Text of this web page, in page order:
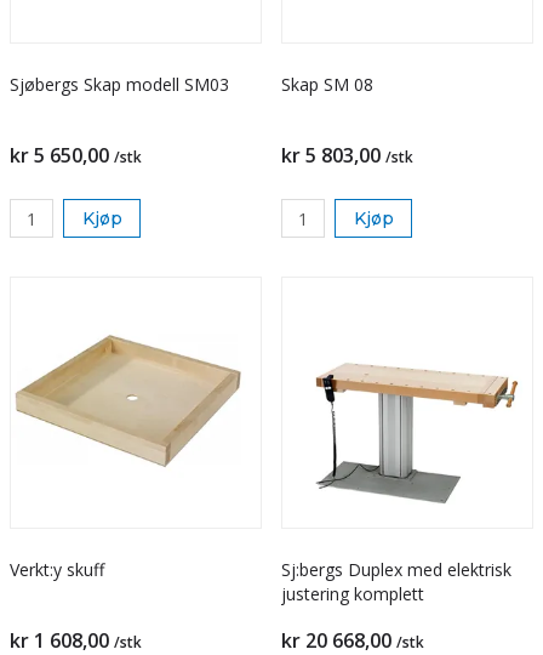
Sjøbergs Skap modell SM03
kr 5 650,00 /stk
Kjøp
Skap SM 08
kr 5 803,00 /stk
Kjøp
Verkt:y skuff
kr 1 608,00 /stk
Sj:bergs Duplex med elektrisk
justering komplett
kr 20 668,00 /stk